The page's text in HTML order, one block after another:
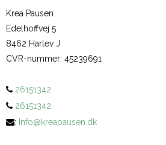
Krea Pausen
Edelhoffvej 5
8462 Harlev J
CVR-nummer: 45239691
26151342
26151342
: Info@kreapausen.dk